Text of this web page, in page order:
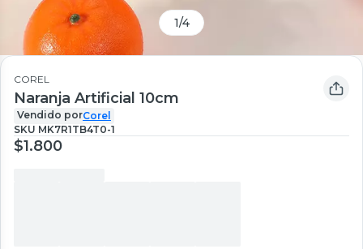
1/4
COREL
Naranja Artificial 10cm
Vendido porCorel
SKU MK7R1TB4T0-1
$1.800